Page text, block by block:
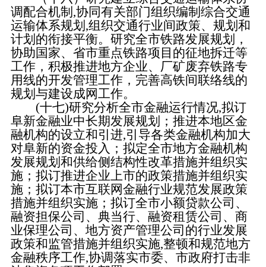
调配合机制,协同有关部门组织编制综合交通
运输体系规划,组织交通行业间政策、规划和
计划的衔接平衡。研究全市铁路发展规划，
协助国家、省市重点铁路项目的征地拆迁等
工作，积极推进地方企业、厂矿废弃铁路专
用线的开发管理工作，完善高铁间联络线的
规划与建设成网工作。
(十七)研究分析全市金融运行情况,拟订
阜新金融业中长期发展规划；推进本地区金
融机构的设立和引进,引导各类金融机构加大
对阜新的资金投入；拟定全市地方金融机构
发展规划和供给侧结构性改革措施并组织实
施；拟订推进企业上市的政策措施并组织实
施；拟订本市互联网金融行业规范发展政策
措施并组织实施；拟订全市小额贷款公司、
融资担保公司、典当行、融资租赁公司、商
业保理公司、地方资产管理公司的行业发展
政策和监管措施并组织实施,整顿和规范地方
金融秩序工作,协调落实市委、市政府打击非